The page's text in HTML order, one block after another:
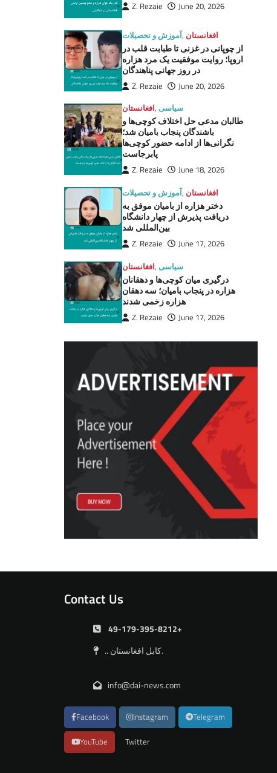
Z. Rezaie June 20, 2026
آموزش و تحصیلات, افغانستان
از چوپانی در غزنی تا طبابت قلب در
اروپا؛ روایت موفقیت یک مرد هزاره
در روز جهانی پناهندگان
Z. Rezaie
June 20, 2026
افغانستان, سیاسی
طالبان مدعی حل اختلاف کوچی‌ها و
باشندگان پنجاب بامیان شد؛
نگرانی‌ها از ادامه حضور کوچی‌ها
پابرجاست
Z. Rezaie
June 18, 2026
آموزش و تحصیلات, افغانستان
دختر هزاره از بامیان موفق به
دریافت پذیرش از چهار دانشگاه
بین‌المللی شد
Z. Rezaie June 17, 2026
افغانستان, سیاسی
درگیری میان کوچی‌ها و دهقانان
هزاره در پنجاب بامیان؛ سه دهقان
هزاره زخمی شدند
Z. Rezaie June 17, 2026
Contact Us
49-179-395-8212+
.. کابل افغانستان.
info@dai-news.com
Facebook Instagram Telegram
YouTube Twitter